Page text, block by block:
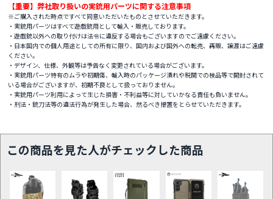
【重要】弊社取り扱いの実銃用パーツに関する注意事項
※ご購入された時点ですべて同意いただいたものとさせていただきます。
・実銃用パーツはすべて遊戯銃用として輸入・販売しております。
・遊戯銃以外への取り付けは法令に違反する場合もございますのでご遠慮ください。
・日本国内での個人用途としての所有に限り、国内および国外への転売、再販、譲渡はご遠慮
ください。
・デザイン、仕様、外観等は予告なく変更されている場合がございます。
・実銃用パーツ特有のムラや初期傷、輸入時のパッケージ潰れや税関での検品等で開封されて
いる場合がございますが、初期不良として扱っておりません。
・実銃用パーツ利用によって生じた損害・不利益等に対していかなる責任も負いません。
・刑法・銃刀法等の違法行為が発生した場合、然るべき措置をとらせていただきます。
この商品を見た人がチェックした商品